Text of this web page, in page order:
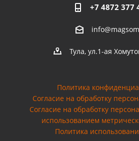
+7 4872 377
Тула, ул.1-ая
Политика
Согласие на обработку
Cогласие на обработку
использованием
Политика